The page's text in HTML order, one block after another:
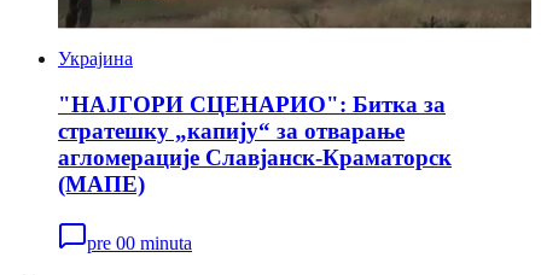
Украјина
"НАЈГОРИ СЦЕНАРИО": Битка за
стратешку „капију“ за отварање
агломерације Славјанск-Краматорск
(МАПЕ)
pre 00 minuta